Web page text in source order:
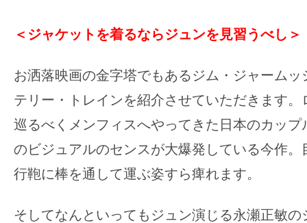
＜ジャケットを着るならジュンを見習うべし＞
お洒落映画の金字塔でもあるジム・ジャーム
テリー・トレインを紹介させていただきます
巡るべくメンフィスへやってきた日本のカップ
のビジュアルのセンスが大爆発している今作。
行鞄に棒を通して運ぶ姿すら痺れます。
そしてなんといってもジュン演じる永瀬正敏